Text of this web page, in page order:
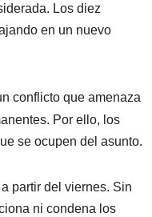
Los diez
en un nuevo
conflicto que amenaza
Por ello, los
se ocupen del asunto.
partir del viernes. Sin
ni condena los